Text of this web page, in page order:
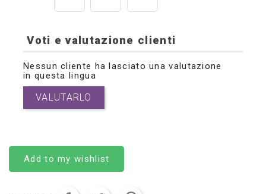
Voti e valutazione clienti
Nessun cliente ha lasciato una valutazione
in questa lingua
VALUTARLO
Add to my wishlist